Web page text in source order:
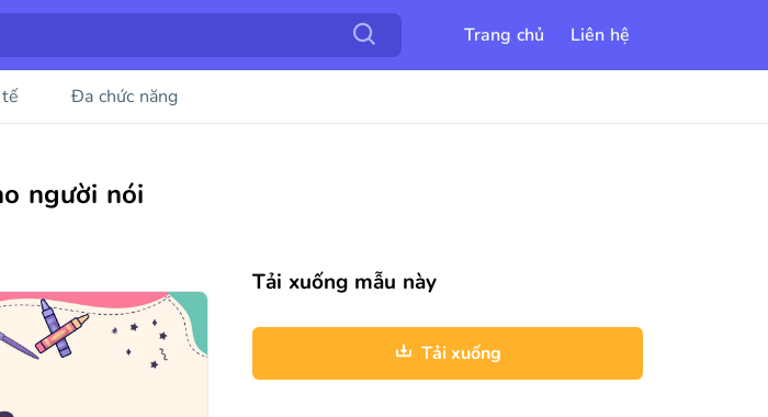
Trang chủ Liên hệ
Đa chức năng
người nói
Tải xuống mẫu này
Tải xuống